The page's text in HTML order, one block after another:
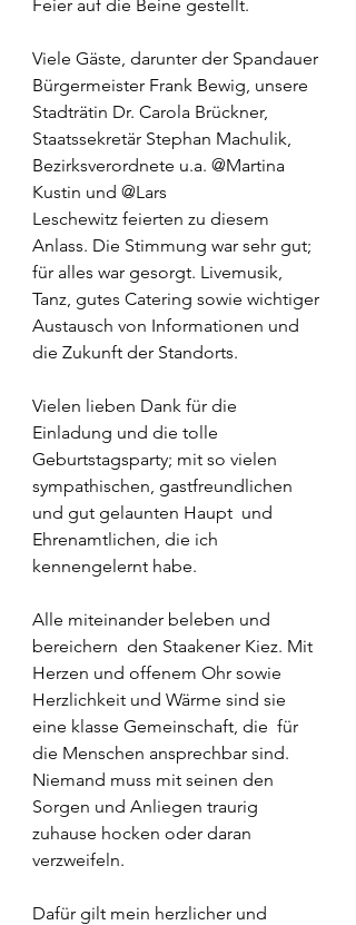
Feier auf die Beine gestellt.
Viele Gäste, darunter der Spandauer
Bürgermeister Frank Bewig, unsere
Stadträtin Dr. Carola Brückner,
Staatssekretär Stephan Machulik,
Bezirksverordnete u.a. @Martina
Kustin und @Lars
Leschewitz feierten zu diesem
Anlass. Die Stimmung war sehr gut;
für alles war gesorgt. Livemusik,
Tanz, gutes Catering sowie wichtiger
Austausch von Informationen und
die Zukunft der Standorts.
Vielen lieben Dank für die
Einladung und die tolle
Geburtstagsparty; mit so vielen
sympathischen, gastfreundlichen
und gut gelaunten Haupt  und
Ehrenamtlichen, die ich
kennengelernt habe.
Alle miteinander beleben und
bereichern  den Staakener Kiez. Mit
Herzen und offenem Ohr sowie
Herzlichkeit und Wärme sind sie
eine klasse Gemeinschaft, die  für
die Menschen ansprechbar sind.
Niemand muss mit seinen den
Sorgen und Anliegen traurig
zuhause hocken oder daran
verzweifeln.
Dafür gilt mein herzlicher und